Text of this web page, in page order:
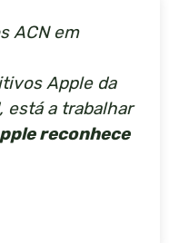
ACN em
Apple da
está a trabalhar
reconhece